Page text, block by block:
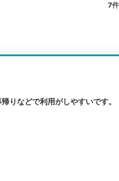
7
りなどで利用がしやすいです。